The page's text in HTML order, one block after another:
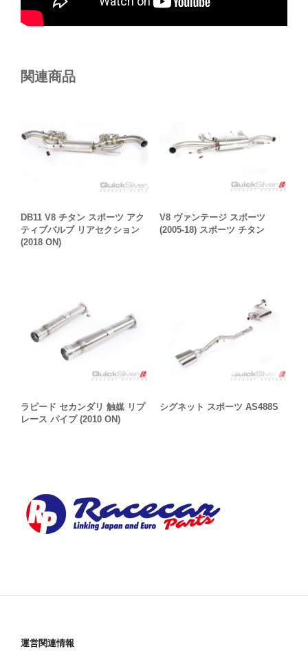
関連商品
DB11 V8 チタン スポーツ アク
ティブバルブ リアセクション
(2018 ON)
V8 ヴァンテージ スポーツ
(2005-18) スポーツ チタン
ラピード セカンダリ 触媒 リプ
レース パイプ (2010 ON)
シグネット スポーツ AS488S
運営関連情報